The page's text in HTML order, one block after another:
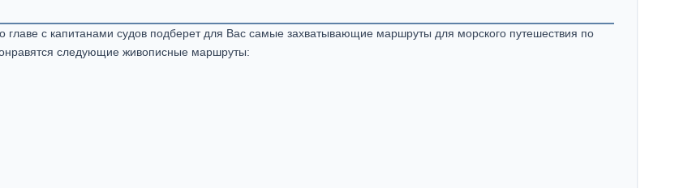
с капитанами судов подберет для Вас самые захватывающие маршруты для морского путешествия по
следующие живописные маршруты: